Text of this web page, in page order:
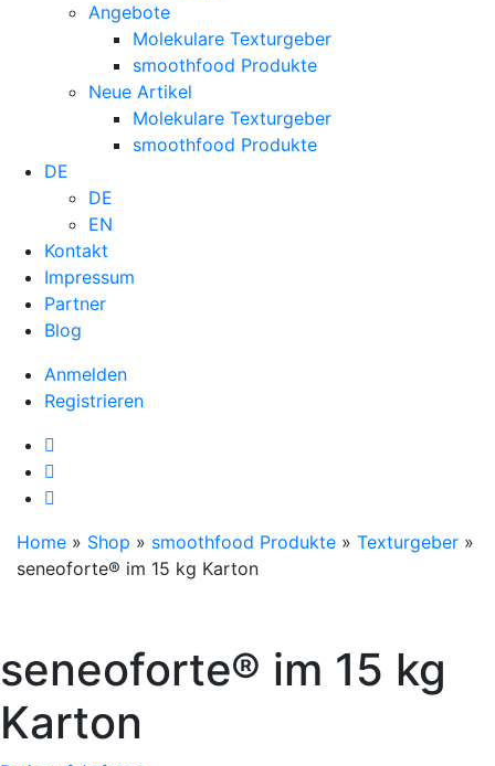
Angebote
Molekulare Texturgeber
smoothfood Produkte
Neue Artikel
Molekulare Texturgeber
smoothfood Produkte
DE
DE
EN
Kontakt
Impressum
Partner
Blog
Anmelden
Registrieren
Home » Shop » smoothfood Produkte » Texturgeber »
seneoforte® im 15 kg Karton
seneoforte® im 15 kg
Karton